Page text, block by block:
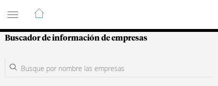
Guía de Empresas Colombianas
Buscador de información de empresas